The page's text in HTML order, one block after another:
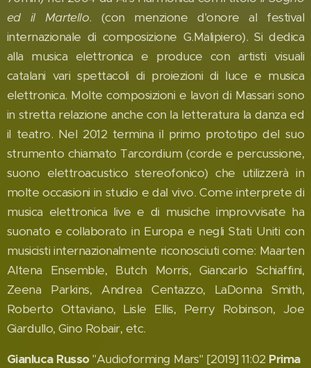
ed il Martello. (con menzione d'onore al festival
internazionale di composizione G.Malipiero). Si dedica
alla musica elettronica e produce con artisti visuali
catalani vari spettacoli di proiezioni di luce e musica
elettronica. Molte composizioni e lavori di Massari sono
in stretta relazione anche con la letteratura la danza ed
il teatro. Nel 2012 termina il primo prototipo del suo
strumento chiamato Tarcordium (corde e percussione,
suono elettroacustico stereofonico) che utilizzerà in
molte occasioni in studio e dal vivo. Come interprete di
musica elettronica live e di musiche improvvisate ha
suonato e collaborato in Europa e negli Stati Uniti con
musicisti internazionalmente riconosciuti come: Maarten
Altena Ensemble, Butch Morris, Giancarlo Schiaffini,
Zeena Parkins, Andrea Centazzo, LaDonna Smith,
Roberto Ottaviano, Lisle Ellis, Perry Robinson, Joe
Giardullo, Gino Robair, etc.
Gianluca Russo"Audioforming Mars" [2019] 11:02 Prima